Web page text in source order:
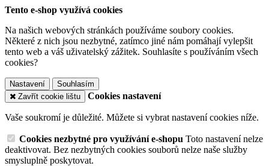
Tento e-shop využívá cookies
Na našich webových stránkách používáme soubory cookies.
Některé z nich jsou nezbytné, zatímco jiné nám pomáhají vylepšit
tento web a váš uživatelský zážitek. Souhlasíte s používáním všech
cookies?
Nastavení
Souhlasím
Zavřít cookie lištu
Cookies nastavení
Vaše soukromí je důležité. Můžete si vybrat nastavení cookies níže.
Cookies nezbytné pro využívání e-shopu Toto nastavení nelze
deaktivovat. Bez nezbytných cookies souborů nelze naše služby
smysluplně poskytovat.